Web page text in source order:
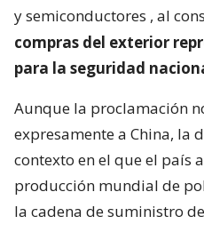
y semiconductores , al
compras del exterior
para la seguridad
Aunque la proclamación
expresamente a China, la
contexto en el que el país
producción mundial de
la cadena de suministro